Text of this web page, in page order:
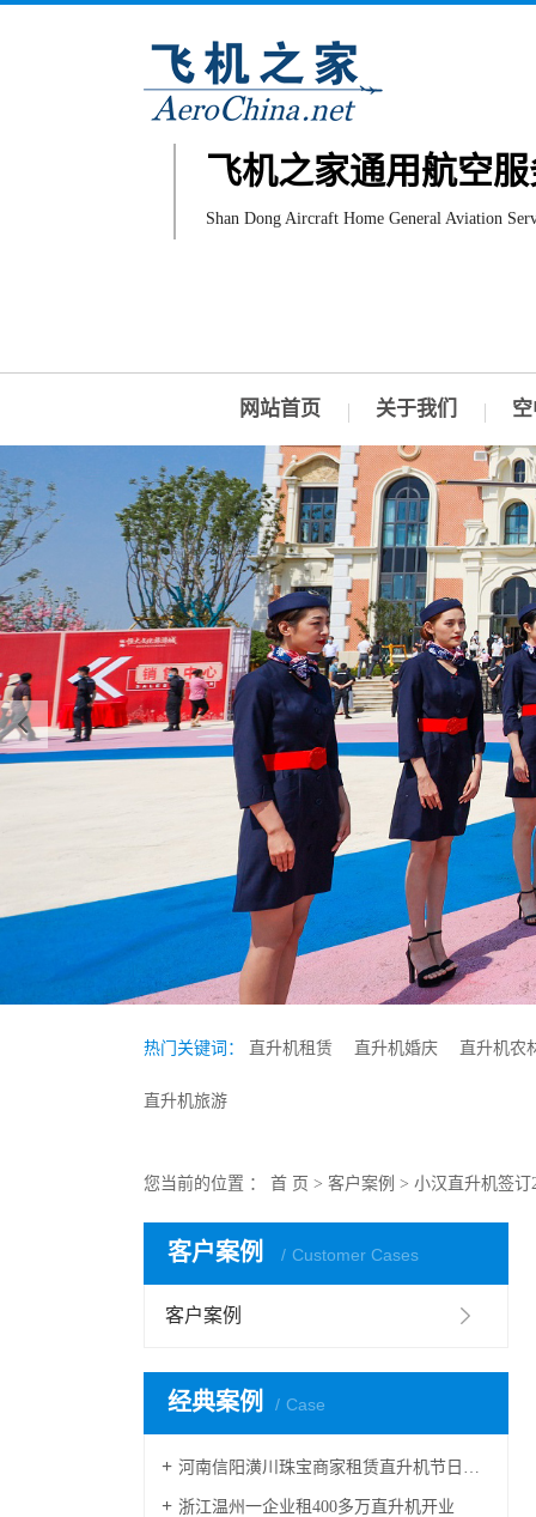
飞机之家通用航空
Shan Dong Aircraft Home General Aviation
网站首页 关于我们
热门关键词： 直升机租赁 直升机婚庆 直升机农
直升机旅游
您当前的位置 ： 首 页 > 客户案例 > 小汉直升机签订
客户案例 Customer Cases
客户案例
经典案例 Case
河南信阳潢川珠宝商家租赁直升机节日庆典
浙江温州一企业租400多万直升机开业